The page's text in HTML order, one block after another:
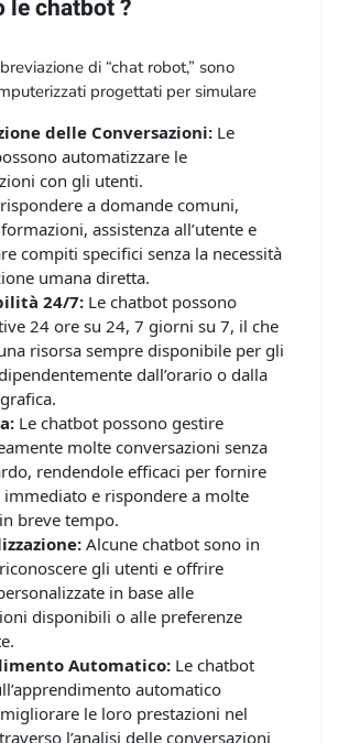
le chatbot ?
di “chat robot,” sono
progettati per simulare
su siti web, app di messaggistica,
media o altre interfacce.
un tipo di intelligenza artificiale (IA)
utilizzate in una varietà di contesti e
loro caratteristiche principali:
delle Conversazioni: Le
automatizzare le
con gli utenti.
a domande comuni,
assistenza all’utente e
compiti specifici senza la necessità
umana diretta.
24/7: Le chatbot possono
24 ore su 24, 7 giorni su 7, il che
risorsa sempre disponibile per gli
dall’orario o dalla
Le chatbot possono gestire
molte conversazioni senza
rendendole efficaci per fornire
e rispondere a molte
breve tempo.
Alcune chatbot sono in
gli utenti e offrire
in base alle
disponibili o alle preferenze
Automatico: Le chatbot
automatico
le loro prestazioni nel
l’analisi delle conversazioni